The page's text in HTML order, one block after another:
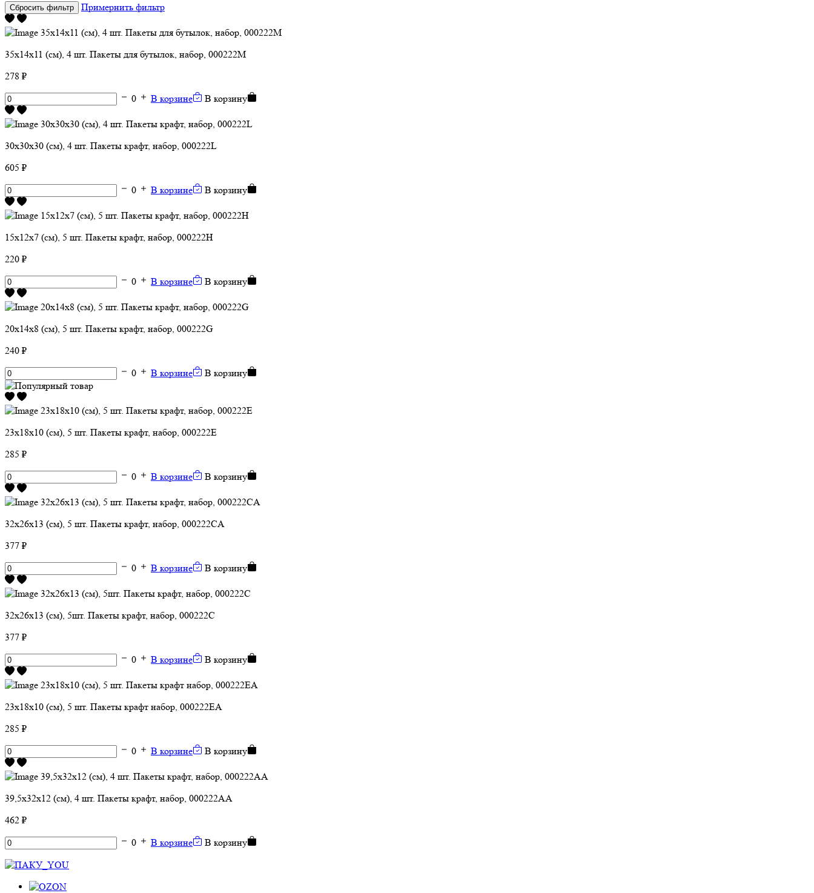
Сбросить фильтр Примернить фильтр
35х14х11 (см), 4 шт. Пакеты для бутылок, набор, 000222M
278 ₽
0
В корзине В корзину
30х30х30 (см), 4 шт. Пакеты крафт, набор, 000222L
605 ₽
0
В корзине В корзину
15х12х7 (см), 5 шт. Пакеты крафт, набор, 000222H
220 ₽
0
В корзине В корзину
20х14х8 (см), 5 шт. Пакеты крафт, набор, 000222G
240 ₽
0
В корзине В корзину
23х18х10 (см), 5 шт. Пакеты крафт, набор, 000222E
285 ₽
0
В корзине В корзину
32х26х13 (см), 5 шт. Пакеты крафт, набор, 000222CA
377 ₽
0
В корзине В корзину
32х26х13 (см), 5шт. Пакеты крафт, набор, 000222C
377 ₽
0
В корзине В корзину
23х18х10 (см), 5 шт. Пакеты крафт набор, 000222ЕА
285 ₽
0
В корзине В корзину
39,5х32х12 (см), 4 шт. Пакеты крафт, набор, 000222АА
462 ₽
0
В корзине В корзину